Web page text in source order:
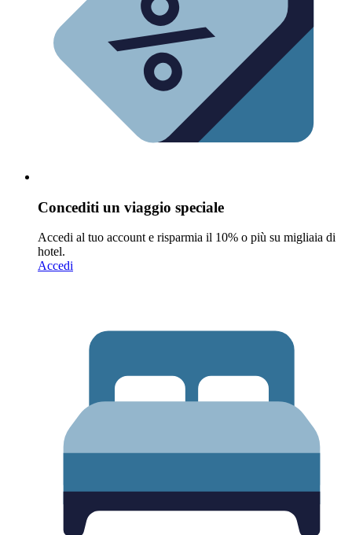
Concediti un viaggio speciale
Accedi al tuo account e risparmia il 10% o più su migliaia di
hotel.
Accedi